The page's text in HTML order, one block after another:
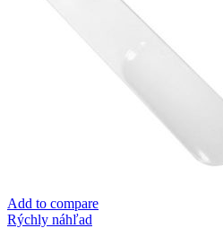
Add to compare
Rýchly náhľad